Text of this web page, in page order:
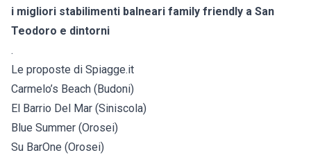
i migliori stabilimenti balneari family friendly a San
Teodoro e dintorni
.
Le proposte di Spiagge.it
Carmelo’s Beach (Budoni)
El Barrio Del Mar (Siniscola)
Blue Summer (Orosei)
Su BarOne (Orosei)